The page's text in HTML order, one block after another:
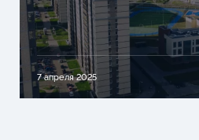
7 апреля 2025